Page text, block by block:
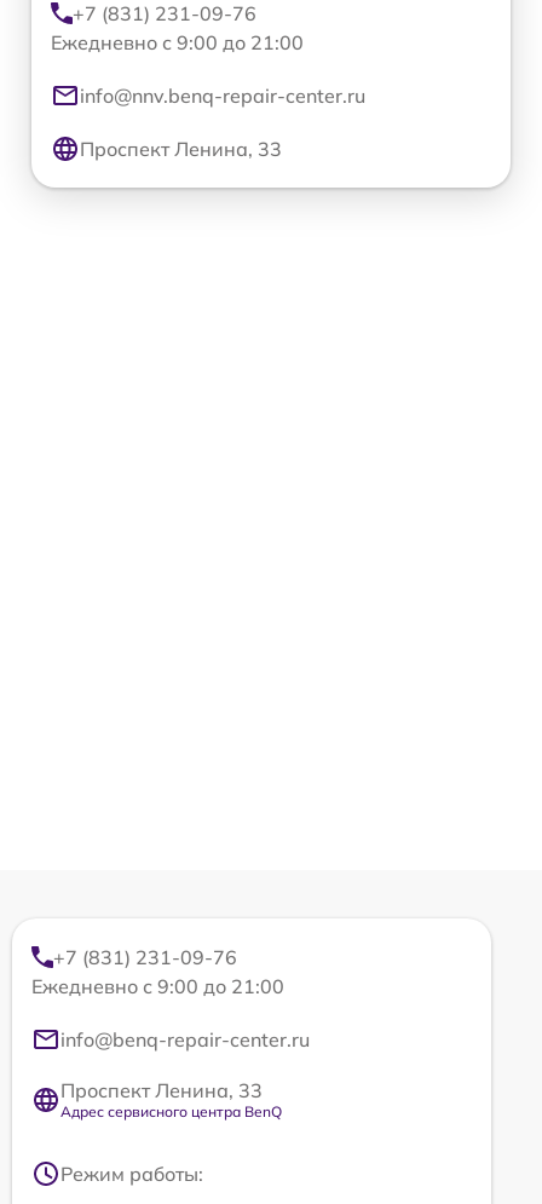
+7 (831) 231-09-76
Ежедневно с 9:00 до 21:00
info@nnv.benq-repair-center.ru
Проспект Ленина, 33
+7 (831) 231-09-76
Ежедневно с 9:00 до 21:00
info@benq-repair-center.ru
Проспект Ленина, 33
Адрес сервисного центра BenQ
Режим работы: